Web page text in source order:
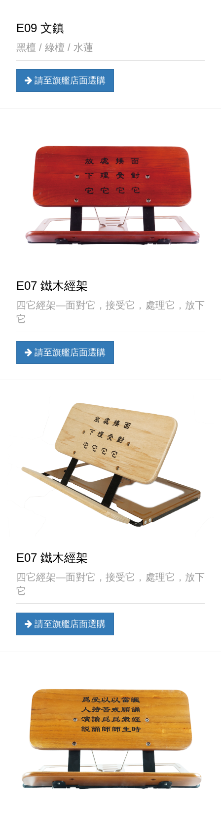
E09 文鎮
黑檀 / 綠檀 / 水蓮
請至旗艦店面選購
E07 鐵木經架
四它經架—面對它，接受它，處理它，放下
它
請至旗艦店面選購
E07 鐵木經架
四它經架—面對它，接受它，處理它，放下
它
請至旗艦店面選購